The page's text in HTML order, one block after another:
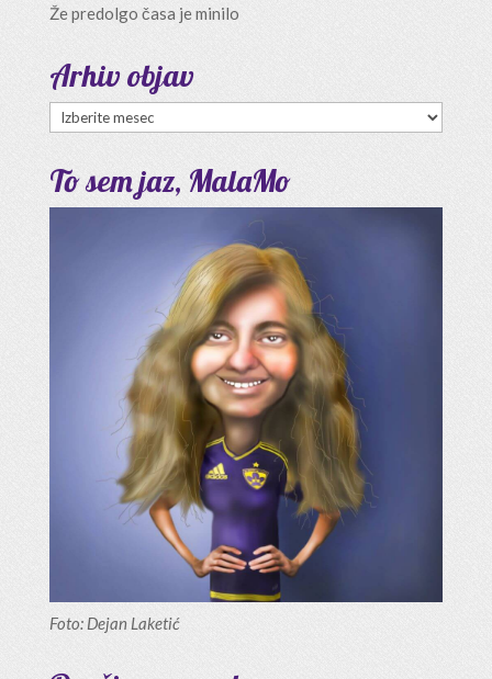
Že predolgo časa je minilo
Arhiv objav
Arhiv
To sem jaz, MalaMo
Foto: Dejan Laketić